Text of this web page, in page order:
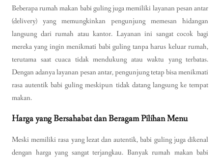
Beberapa rumah makan babi guling juga memiliki layanan pesan antar
(delivery) yang memungkinkan pengunjung memesan hidangan
langsung dari rumah atau kantor. Layanan ini sangat cocok bagi
mereka yang ingin menikmati babi guling tanpa harus keluar rumah,
terutama saat cuaca tidak mendukung atau waktu yang terbatas.
Dengan adanya layanan pesan antar, pengunjung tetap bisa menikmati
rasa autentik babi guling meskipun tidak datang langsung ke tempat
makan.
Harga yang Bersahabat dan Beragam Pilihan Menu
Meski memiliki rasa yang lezat dan autentik, babi guling juga dikenal
dengan harga yang sangat terjangkau. Banyak rumah makan babi